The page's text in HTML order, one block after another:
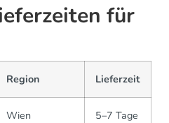
für
Region Lieferzeit
Wien 5–7 Tage